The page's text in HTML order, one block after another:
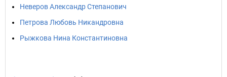
Неверов Александр Степанович
Петрова Любовь Никандровна
Рыжкова Нина Константиновна